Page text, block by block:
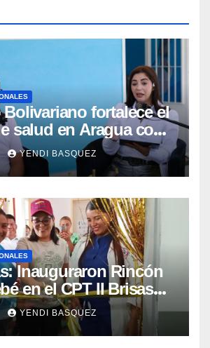
fortalece el
salud en Aragua con
del CDI La
YENDI BASQUEZ
Inauguraron Rincón
en el CPT II Brisas
​Inauguraron
YENDI BASQUEZ